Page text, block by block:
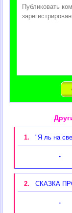
1. "Я ль на
-
2. СКАЗКА
-